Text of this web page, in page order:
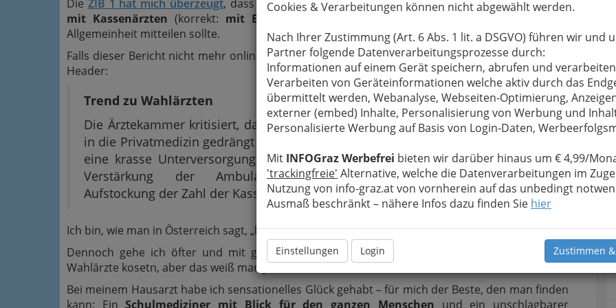
Cookies & Verarbeitungen können nicht abgewählt werden.
Nach Ihrer Zustimmung (Art. 6 Abs. 1 lit. a DSGVO) führen wir und
Partner folgende Datenverarbeitungsprozesse durch:
Informationen auf einem Gerät speichern, abrufen und
Verarbeiten von Geräteinformationen welche aktiv durch das
übermittelt werden, Webanalyse, Webseiten-Optimierung,
externer (embed) Inhalte, Personalisierung von Werbung und
Personalisierte Werbung auf Basis von Login-Daten,
Mit INFOGraz Werbefrei bieten wir darüber hinaus um € 4,99/
'trackingfreie' Alternative, welche die Datenverarbeitungen im
Nutzung von info-graz.at von vornherein auf das unbedingt
Ausmaß beschränkt – nähere Infos dazu finden Sie hier
Einstellungen Login Zustimmen
Der ORF hat mich letztendlich in der
ZIB 1 motiviert, doch über Wahlärzte
zu bloggen – voller Neugierde, ob
dies die Ärztekammer interessiert.
Die ZIB 1 hat mich überzeugt, dass ich meineErfahrungen
mit Kassenärzten (korrekt: mit EINEM Kassenarzt
Allgemeinheit mitteilen sollte.
Falls dieser Bericht nicht mehr online ist, hier zumindest der
Header:
Trend zu Wahlärzten
Die Ärztekammer kritisiert, dass Patienten bewusst
in die Privatmedizin gedrängt würden. Die Folge sei
eine krasse Unterversorgung. Gefordert wird eine
Verstärkung der Ambulanzen oder eine
Aufstockung der Zahl der Kassenärzte.
Ich bin, wie man in Österreich sagt, „kein Feind meiner Marie“.
Dennoch gehe ich öfter und mit gutem, seit neuestem sehr gutem, Gefühl
zum Wahlarzt.
Wahlärzte kosetn, aber das weiß man ja.
Bei meinem Hausarzt habe ich sensationelles Glück gehabt – für mich der Beste, den man finden
kann: EinSchulmediziner mit Blick für den ganzen Menschen und ein unschlagbarer